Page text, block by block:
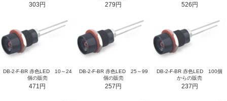
303円 279円 526円
DB-2-F-BR 赤色LED 10～24
個の販売
471円
DB-2-F-BR 赤色LED 25～99
個の販売
257円
DB-2-F-BR 赤色LED 100個
からの販売
237円